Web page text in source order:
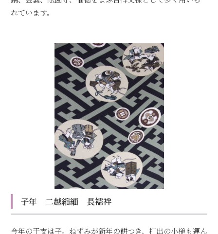
れています。
子年 二越縮緬 長襦袢
今年の干支は子。ねずみが新年の餅つき、打出の小槌も運ん